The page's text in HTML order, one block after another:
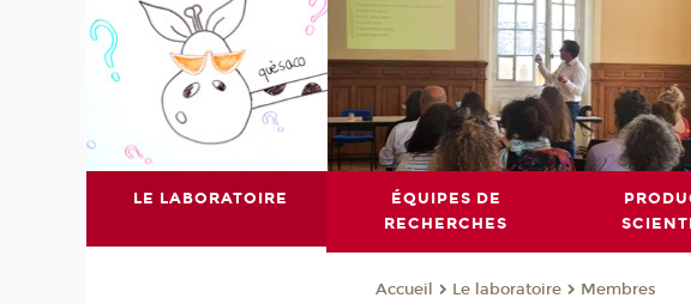
LE LABORATOIRE
ÉQUIPES DE
RECHERCHES
Accueil Le laboratoire Membres